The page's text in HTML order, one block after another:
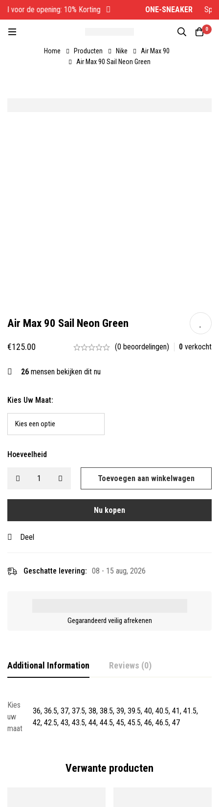
voor de opening: 10% Korting ONE-SNEAKER
0
Home Producten Nike
Air Max 90
Air Max 90 Sail Neon Green
Air Max 90 Sail Neon Green
€125.00 (0 beoordelingen) 0 verkocht
26 mensen bekijken dit nu
Kies Uw Maat:
Hoeveelheid
Toevoegen aan winkelwagen
Nu kopen
Deel
Geschatte levering: 08 - 15 aug, 2026
Gegarandeerd veilig afrekenen
Additional Information Reviews (0)
Kies
uw
maat
36, 36.5, 37, 37.5, 38, 38.5, 39, 39.5, 40, 40.5, 41, 41.5,
42, 42.5, 43, 43.5, 44, 44.5, 45, 45.5, 46, 46.5, 47
Verwante producten